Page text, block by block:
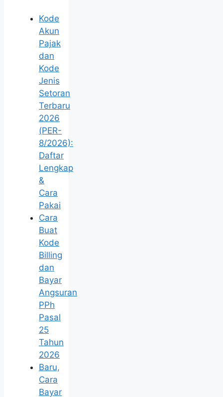
Kode
Akun
Pajak
dan
Kode
Jenis
Setoran
Terbaru
2026
(PER-
8/2026):
Daftar
Lengkap
&
Cara
Pakai
Cara
Buat
Kode
Billing
dan
Bayar
Angsuran
PPh
Pasal
25
Tahun
2026
Baru,
Cara
Bayar